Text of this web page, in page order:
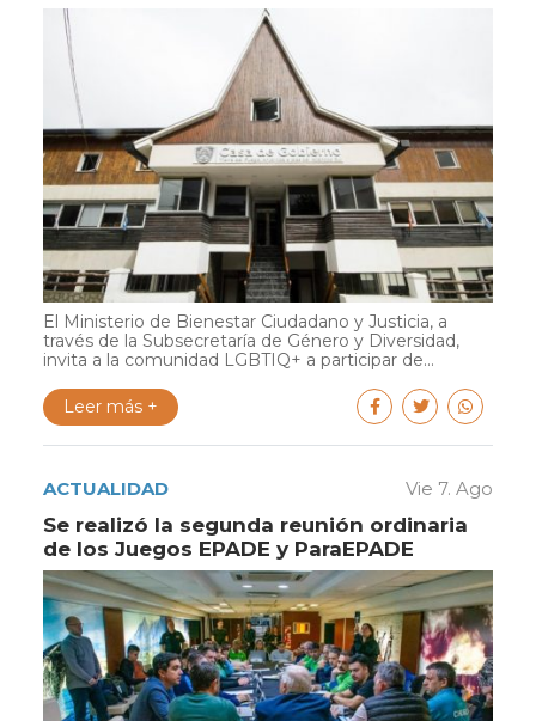
El Ministerio de Bienestar Ciudadano y Justicia, a
través de la Subsecretaría de Género y Diversidad,
invita a la comunidad LGBTIQ+ a participar de...
Leer más +
ACTUALIDAD Vie 7. Ago
Se realizó la segunda reunión ordinaria
de los Juegos EPADE y ParaEPADE